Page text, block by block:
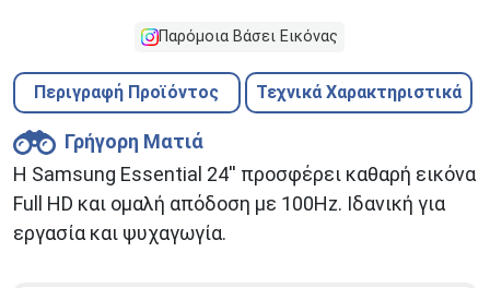
Παρόμοια Βάσει Εικόνας
Περιγραφή Προϊόντος Τεχνικά Χαρακτηριστικά
Γρήγορη Ματιά
Η Samsung Essential 24'' προσφέρει καθαρή εικόνα
Full HD και ομαλή απόδοση με 100Hz. Ιδανική για
εργασία και ψυχαγωγία.